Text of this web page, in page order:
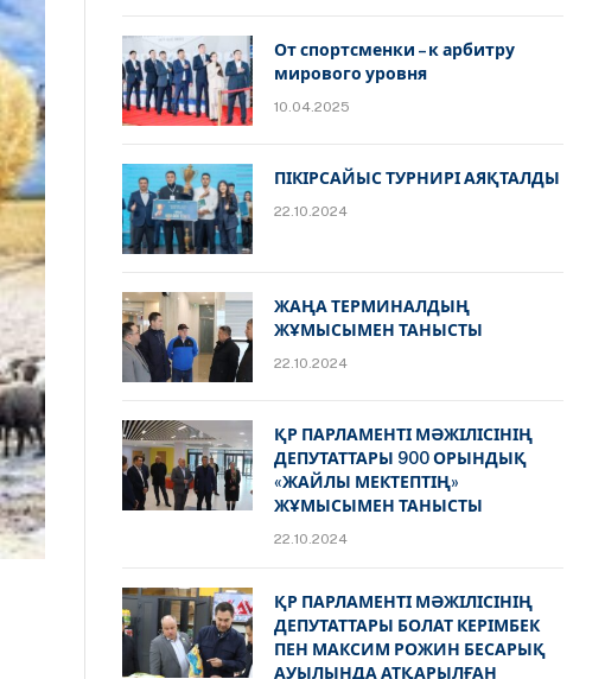
От спортсменки – к арбитру
мирового уровня
10.04.2025
ПІКІРСАЙЫС ТУРНИРІ АЯҚТАЛДЫ
22.10.2024
ЖАҢА ТЕРМИНАЛДЫҢ
ЖҰМЫСЫМЕН ТАНЫСТЫ
22.10.2024
ҚР ПАРЛАМЕНТІ МӘЖІЛІСІНІҢ
ДЕПУТАТТАРЫ 900 ОРЫНДЫҚ
«ЖАЙЛЫ МЕКТЕПТІҢ»
ЖҰМЫСЫМЕН ТАНЫСТЫ
22.10.2024
ҚР ПАРЛАМЕНТІ МӘЖІЛІСІНІҢ
ДЕПУТАТТАРЫ БОЛАТ КЕРІМБЕК
ПЕН МАКСИМ РОЖИН БЕСАРЫҚ
АУЫЛЫНДА АТҚАРЫЛҒАН